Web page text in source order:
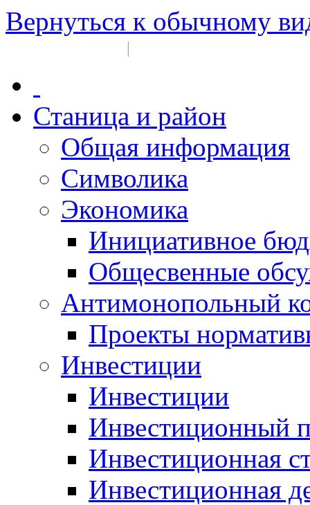
Вернуться к обычному
|
Станица и район
Общая информация
Символика
Экономика
Инициативное
Общесвенные
Антимонопольный
Проекты
Инвестиции
Инвестиции
Инвестиционный
Инвестиционная
Инвестиционная